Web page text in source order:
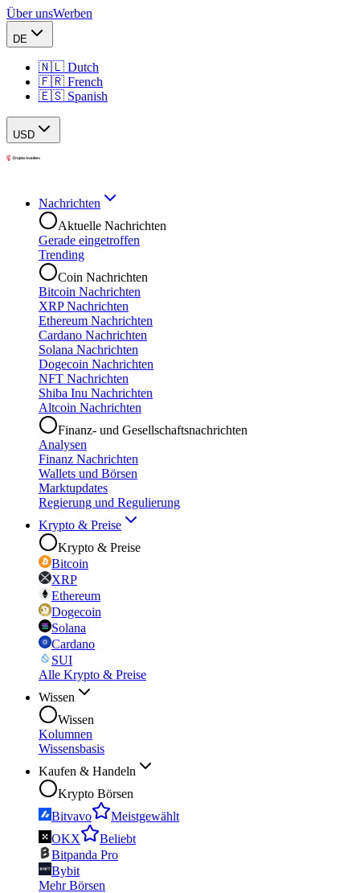
Über unsWerben
DE
🇳🇱 Dutch
🇫🇷 French
🇪🇸 Spanish
USD
Nachrichten
Aktuelle Nachrichten
Gerade eingetroffen
Trending
Coin Nachrichten
Bitcoin Nachrichten
XRP Nachrichten
Ethereum Nachrichten
Cardano Nachrichten
Solana Nachrichten
Dogecoin Nachrichten
NFT Nachrichten
Shiba Inu Nachrichten
Altcoin Nachrichten
Finanz- und Gesellschaftsnachrichten
Analysen
Finanz Nachrichten
Wallets und Börsen
Marktupdates
Regierung und Regulierung
Krypto & Preise
Krypto & Preise
Bitcoin
XRP
Ethereum
Dogecoin
Solana
Cardano
SUI
Alle Krypto & Preise
Wissen
Wissen
Kolumnen
Wissensbasis
Kaufen & Handeln
Krypto Börsen
Bitvavo
Meistgewählt
OKX
Beliebt
Bitpanda Pro
Bybit
Mehr Börsen